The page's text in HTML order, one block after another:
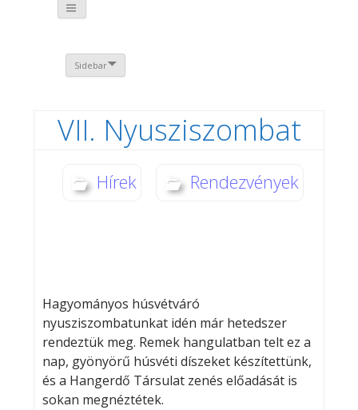
Sidebar
VII. Nyusziszombat
Hírek Rendezvények
Hagyományos húsvétváró
nyusziszombatunkat idén már hetedszer
rendeztük meg. Remek hangulatban telt ez a
nap, gyönyörű húsvéti díszeket készítettünk,
és a Hangerdő Társulat zenés előadását is
sokan megnéztétek.